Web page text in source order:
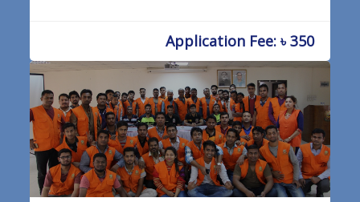
Application Fee: ৳ 350